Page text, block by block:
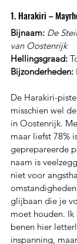
1. Harakiri –
Bijnaam: De
van Oostenrijk
Hellingsgraad:
Bijzonderheden:
De Harakiri-
misschien wel
in Oostenrijk.
maar liefst 78%
geprepareerde
naam is
niet voor
glijbaan die je
moet houden.
benen hier
inspanning,